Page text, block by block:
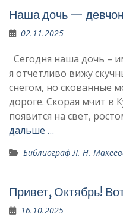
Наша дочь —
02.11.2025
Сегодня наша дочь –
я отчетливо вижу
снегом, но скованные
дороге. Скорая мчит в
появится на свет,
дальше …
Библиограф Л. Н.
Привет, Октябрь!
16.10.2025